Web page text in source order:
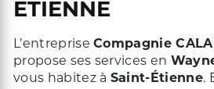
ÉTIENNE
L’entrepriseCompagnie
propose ses services en
vous habitez à Saint-Étienne.